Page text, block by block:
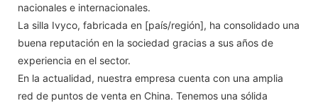
nacionales e internacionales.
La silla Ivyco, fabricada en [país/región], ha consolidado una
buena reputación en la sociedad gracias a sus años de
experiencia en el sector.
En la actualidad, nuestra empresa cuenta con una amplia
red de puntos de venta en China. Tenemos una sólida